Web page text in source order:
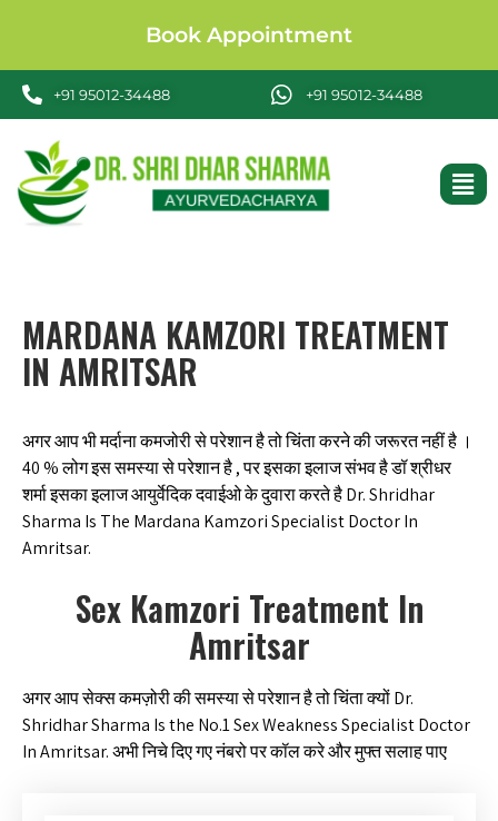
Book Appointment
+91 95012-34488 +91 95012-34488
MARDANA KAMZORI TREATMENT
IN AMRITSAR
अगर आप भी मर्दाना कमजोरी से परेशान है तो चिंता करने की जरूरत नहीं है ।
40 % लोग इस समस्या से परेशान है , पर इसका इलाज संभव है डॉ श्रीधर
शर्मा इसका इलाज आयुर्वेदिक दवाईओ के दुवारा करते है Dr. Shridhar
Sharma Is The Mardana Kamzori Specialist Doctor In
Amritsar.
Sex Kamzori Treatment In
Amritsar
अगर आप सेक्स कमज़ोरी की समस्या से परेशान है तो चिंता क्यों Dr.
Shridhar Sharma Is the No.1 Sex Weakness Specialist Doctor
In Amritsar. अभी निचे दिए गए नंबरो पर कॉल करे और मुफ्त सलाह पाए